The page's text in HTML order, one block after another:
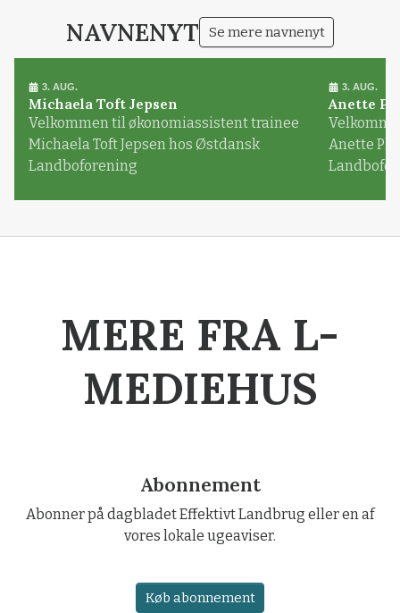
NAVNENYT Se mere navnenyt
3. AUG.
Michaela Toft Jepsen
Velkommen til økonomiassistent trainee
Michaela Toft Jepsen hos Østdansk
Landboforening
3. AUG.
Anette
Anette
MERE FRA L-
MEDIEHUS
Abonnement
Abonner på dagbladet Effektivt Landbrug eller en af
vores lokale ugeaviser.
Køb abonnement